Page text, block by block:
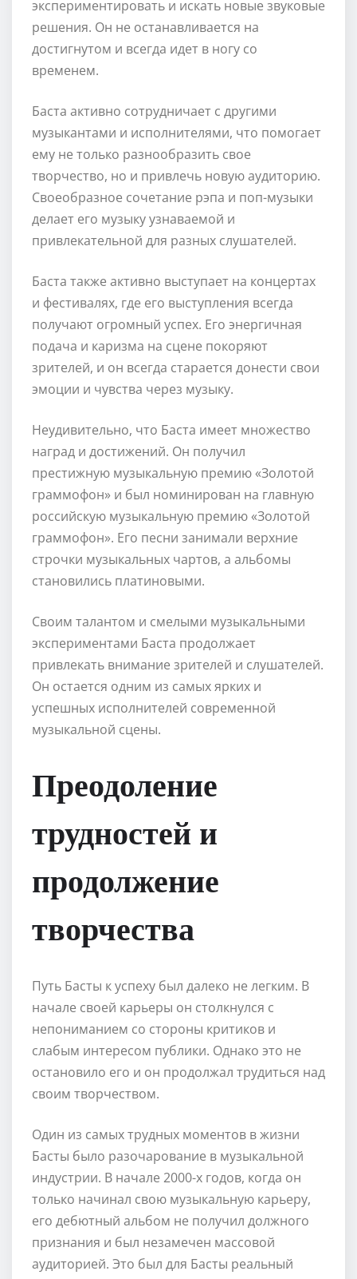
экспериментировать и искать новые звуковые
решения. Он не останавливается на
достигнутом и всегда идет в ногу со
временем.
Баста активно сотрудничает с другими
музыкантами и исполнителями, что помогает
ему не только разнообразить свое
творчество, но и привлечь новую аудиторию.
Своеобразное сочетание рэпа и поп-музыки
делает его музыку узнаваемой и
привлекательной для разных слушателей.
Баста также активно выступает на концертах
и фестивалях, где его выступления всегда
получают огромный успех. Его энергичная
подача и каризма на сцене покоряют
зрителей, и он всегда старается донести свои
эмоции и чувства через музыку.
Неудивительно, что Баста имеет множество
наград и достижений. Он получил
престижную музыкальную премию «Золотой
граммофон» и был номинирован на главную
российскую музыкальную премию «Золотой
граммофон». Его песни занимали верхние
строчки музыкальных чартов, а альбомы
становились платиновыми.
Своим талантом и смелыми музыкальными
экспериментами Баста продолжает
привлекать внимание зрителей и слушателей.
Он остается одним из самых ярких и
успешных исполнителей современной
музыкальной сцены.
Преодоление
трудностей и
продолжение
творчества
Путь Басты к успеху был далеко не легким. В
начале своей карьеры он столкнулся с
непониманием со стороны критиков и
слабым интересом публики. Однако это не
остановило его и он продолжал трудиться над
своим творчеством.
Один из самых трудных моментов в жизни
Басты было разочарование в музыкальной
индустрии. В начале 2000-х годов, когда он
только начинал свою музыкальную карьеру,
его дебютный альбом не получил должного
признания и был незамечен массовой
аудиторией. Это был для Басты реальный